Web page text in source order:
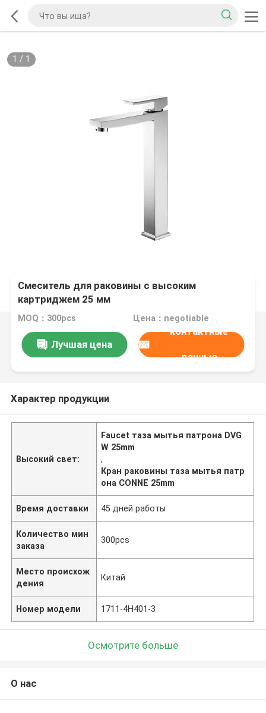
1 / 1
Смеситель для раковины с высоким
картриджем 25 мм
MOQ：300pcs Цена：negotiable
Лучшая цена
контактные
данные
Характер продукции
Высокий свет:
Faucet таза мытья патрона DVG
W 25mm
,
Кран раковины таза мытья патр
она CONNE 25mm
Время доставки 45 дней работы
Количество мин
заказа
300pcs
Место происхож
дения
Китай
Номер модели 1711-4H401-3
Осмотрите больше
О нас